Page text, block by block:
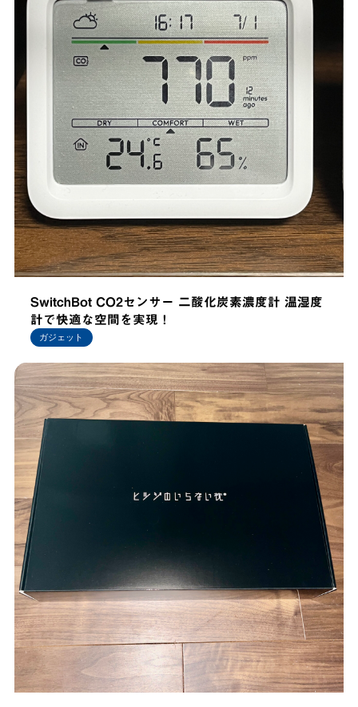
SwitchBot CO2センサー 二酸化炭素濃度計 温湿度
計で快適な空間を実現！
ガジェット